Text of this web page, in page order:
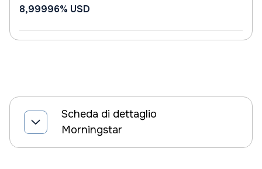
8,99996% USD
Scheda di dettaglio
Morningstar